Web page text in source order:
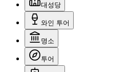
대성당
와인 투어
명소
투어